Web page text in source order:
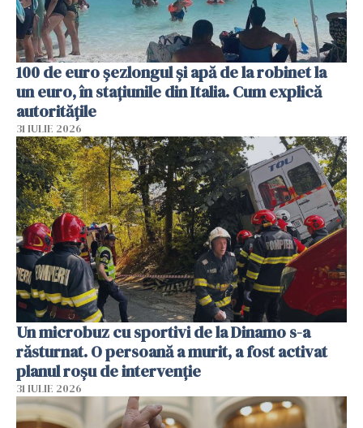
100 de euro șezlongul și apă de la robinet la
un euro, în stațiunile din Italia. Cum explică
autoritățile
31 IULIE 2026
Un microbuz cu sportivi de la Dinamo s-a
răsturnat. O persoană a murit, a fost activat
planul roșu de intervenție
31 IULIE 2026